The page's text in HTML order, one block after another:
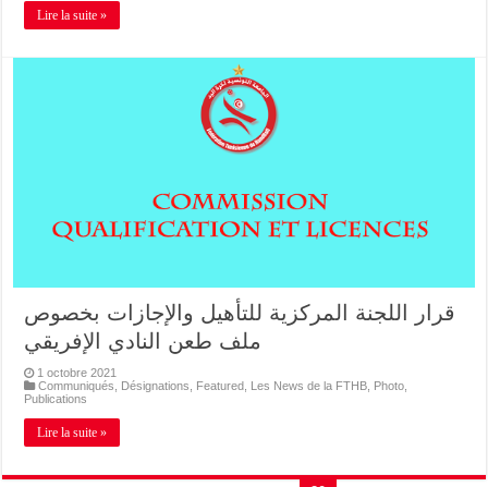
Lire la suite »
قرار اللجنة المركزية للتأهيل والإجازات بخصوص
ملف طعن النادي الإفريقي
1 octobre 2021
Communiqués
Désignations Featured Les News de la FTHB Photo
Publications
Lire la suite »